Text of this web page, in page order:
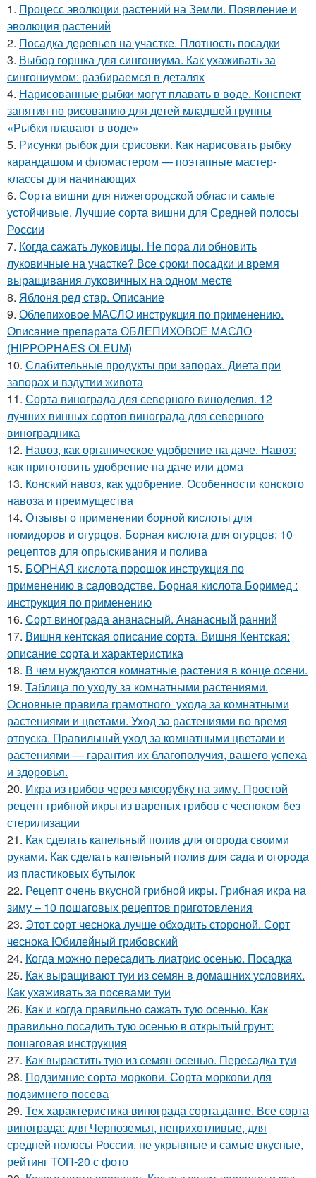
1. Процесс эволюции растений на Земли. Появление и
эволюция растений
2. Посадка деревьев на участке. Плотность посадки
3. Выбор горшка для сингониума. Как ухаживать за
сингониумом: разбираемся в деталях
4. Нарисованные рыбки могут плавать в воде. Конспект
занятия по рисованию для детей младшей группы
«Рыбки плавают в воде»
5. Рисунки рыбок для срисовки. Как нарисовать рыбку
карандашом и фломастером — поэтапные мастер-
классы для начинающих
6. Сорта вишни для нижегородской области самые
устойчивые. Лучшие сорта вишни для Средней полосы
России
7. Когда сажать луковицы. Не пора ли обновить
луковичные на участке? Все сроки посадки и время
выращивания луковичных на одном месте
8. Яблоня ред стар. Описание
9. Облепиховое МАСЛО инструкция по применению.
Описание препарата ОБЛЕПИХОВОЕ МАСЛО
(HIPPOPHAES OLEUM)
10. Слабительные продукты при запорах. Диета при
запорах и вздутии живота
11. Сорта винограда для северного виноделия. 12
лучших винных сортов винограда для северного
виноградника
12. Навоз, как органическое удобрение на даче. Навоз:
как приготовить удобрение на даче или дома
13. Конский навоз, как удобрение. Особенности конского
навоза и преимущества
14. Отзывы о применении борной кислоты для
помидоров и огурцов. Борная кислота для огурцов: 10
рецептов для опрыскивания и полива
15. БОРНАЯ кислота порошок инструкция по
применению в садоводстве. Борная кислота Боримед :
инструкция по применению
16. Сорт винограда ананасный. Ананасный ранний
17. Вишня кентская описание сорта. Вишня Кентская:
описание сорта и характеристика
18. В чем нуждаются комнатные растения в конце осени.
19. Таблица по уходу за комнатными растениями.
Основные правила грамотного ухода за комнатными
растениями и цветами. Уход за растениями во время
отпуска. Правильный уход за комнатными цветами и
растениями — гарантия их благополучия, вашего успеха
и здоровья.
20. Икра из грибов через мясорубку на зиму. Простой
рецепт грибной икры из вареных грибов с чесноком без
стерилизации
21. Как сделать капельный полив для огорода своими
руками. Как сделать капельный полив для сада и огорода
из пластиковых бутылок
22. Рецепт очень вкусной грибной икры. Грибная икра на
зиму – 10 пошаговых рецептов приготовления
23. Этот сорт чеснока лучше обходить стороной. Сорт
чеснока Юбилейный грибовский
24. Когда можно пересадить лиатрис осенью. Посадка
25. Как выращивают туи из семян в домашних условиях.
Как ухаживать за посевами туи
26. Как и когда правильно сажать тую осенью. Как
правильно посадить тую осенью в открытый грунт:
пошаговая инструкция
27. Как вырастить тую из семян осенью. Пересадка туи
28. Подзимние сорта моркови. Сорта моркови для
подзимнего посева
29. Тех характеристика винограда сорта данге. Все сорта
винограда: для Черноземья, неприхотливые, для
средней полосы России, не укрывные и самые вкусные,
рейтинг ТОП-20 с фото